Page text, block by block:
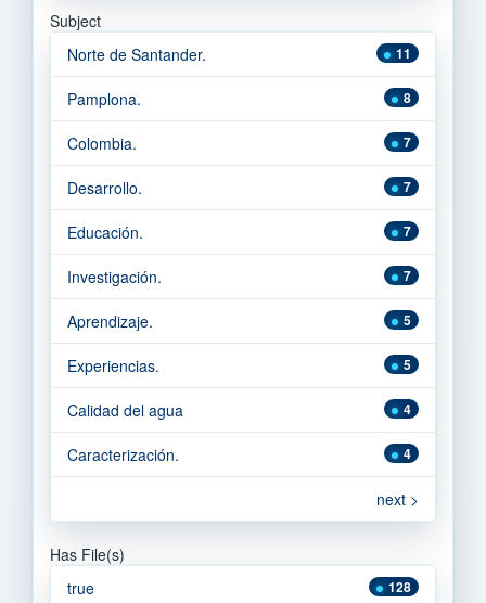
Subject
11
Norte de Santander.
8
Pamplona.
7
Colombia.
7
Desarrollo.
7
Educación.
7
Investigación.
5
Aprendizaje.
5
Experiencias.
4
Calidad del agua
4
Caracterización.
next >
Has File(s)
128
true